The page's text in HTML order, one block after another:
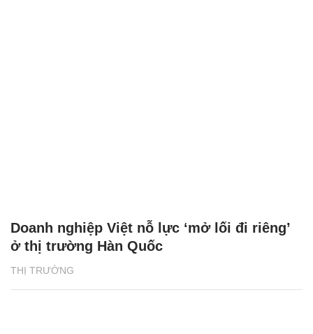
THỊ TRƯỜNG
Doanh nghiệp Việt nỗ lực ‘mở lối đi riêng’
ở thị trường Hàn Quốc